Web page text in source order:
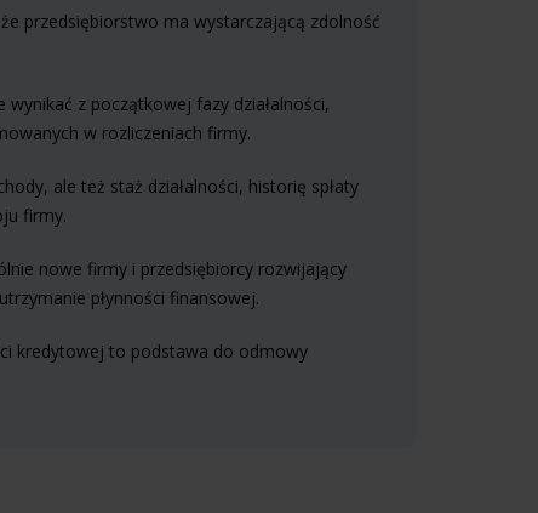
przedsiębiorstwo ma wystarczającą zdolność
z początkowej fazy działalności,
w rozliczeniach firmy.
ale też staż działalności, historię spłaty
firmy.
nowe firmy i przedsiębiorcy rozwijający
płynności finansowej.
kredytowej to podstawa do odmowy